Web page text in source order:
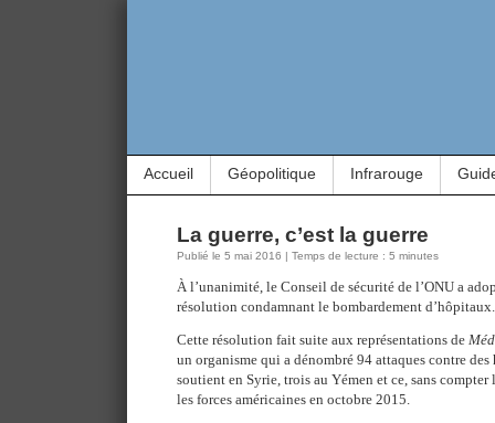
Accueil Géopolitique Infrarouge
La guerre, c’est la guerre
Publié le 5 mai 2016 | Temps de lecture : 5 minutes
À l’unanimité, le Conseil de sécurité de l’ONU a
résolution condamnant le bombardement d’hôpitaux.
Cette résolution fait suite aux représentations de
un organisme qui a dénombré 94 attaques contre
soutient en Syrie, trois au Yémen et ce, sans
les forces américaines en octobre 2015.